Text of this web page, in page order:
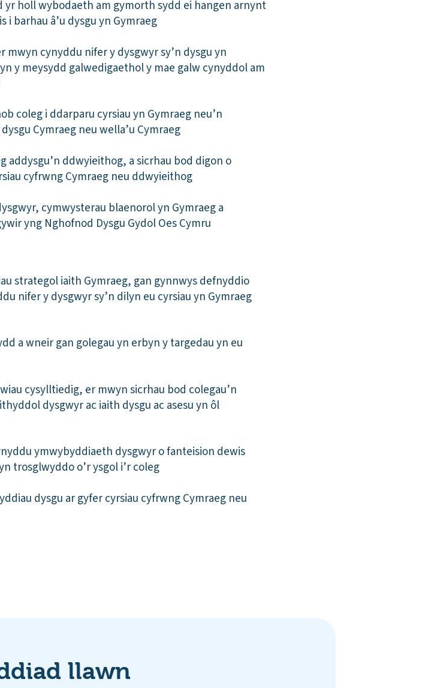
yr holl wybodaeth am gymorth sydd ei hangen arnynt
barhau â’u dysgu yn Gymraeg
mwyn cynyddu nifer y dysgwyr sy’n dysgu yn
y meysydd galwedigaethol y mae galw cynyddol am
coleg i ddarparu cyrsiau yn Gymraeg neu’n
Cymraeg neu wella’u Cymraeg
addysgu’n ddwyieithog, a sicrhau bod digon o
cyfrwng Cymraeg neu ddwyieithog
cymwysterau blaenorol yn Gymraeg a
yng Nghofnod Dysgu Gydol Oes Cymru
strategol iaith Gymraeg, gan gynnwys defnyddio
nifer y dysgwyr sy’n dilyn eu cyrsiau yn Gymraeg
a wneir gan golegau yn erbyn y targedau yn eu
cysylltiedig, er mwyn sicrhau bod colegau’n
dysgwyr ac iaith dysgu ac asesu yn ôl
ymwybyddiaeth dysgwyr o fanteision dewis
trosglwyddo o’r ysgol i’r coleg
dysgu ar gyfer cyrsiau cyfrwng Cymraeg neu
llawn